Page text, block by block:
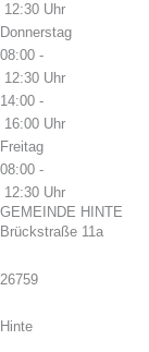
12:30 Uhr
Donnerstag
08:00 -
12:30 Uhr
14:00 -
16:00 Uhr
Freitag
08:00 -
12:30 Uhr
GEMEINDE HINTE
Brückstraße 11a
26759
Hinte